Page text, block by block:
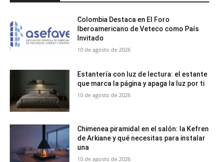
Colombia Destaca en El Foro
Iberoamericano de Veteco como País
Invitado
10 de agosto de 2026
Estantería con luz de lectura: el estante
que marca la página y apaga la luz por ti
10 de agosto de 2026
Chimenea piramidal en el salón: la Kefren
de Arkiane y qué necesitas para instalar
una
10 de agosto de 2026